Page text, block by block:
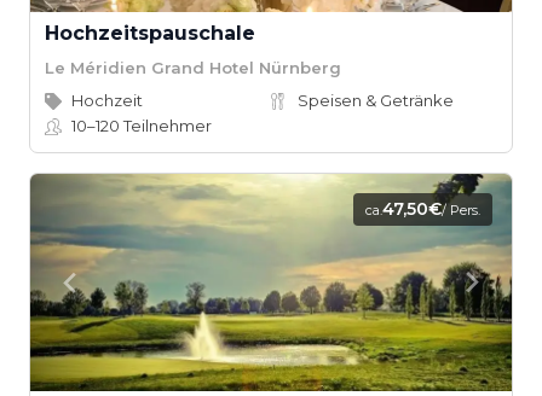
Hochzeitspauschale
Le Méridien Grand Hotel Nürnberg
Hochzeit
Speisen & Getränke
10–120Teilnehmer
ca.47,50€/ Pers.